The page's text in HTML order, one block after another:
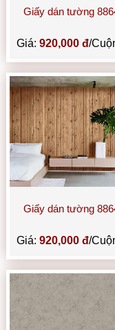
Giấy dán tường
Giá:920,000 đ/
Giấy dán tường
Giá:920,000 đ/